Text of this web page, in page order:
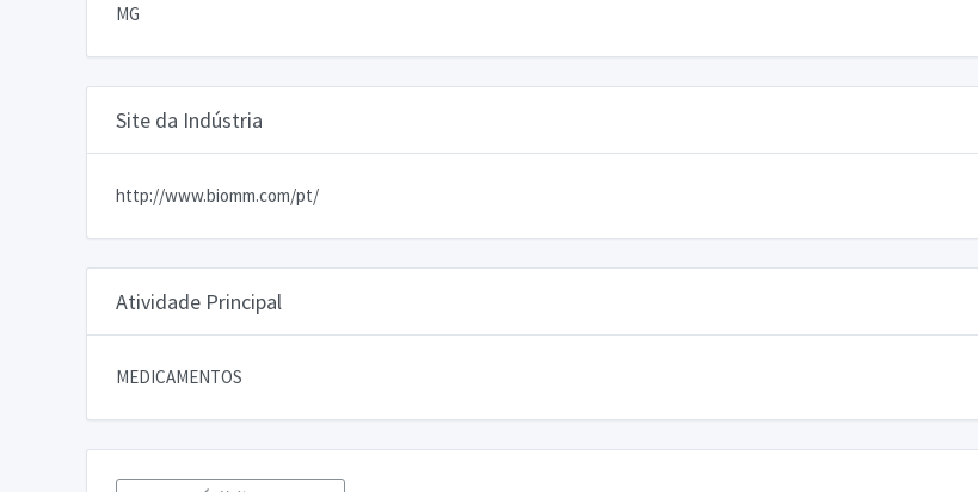
MG
Site da Indústria
http://www.biomm.com/pt/
Atividade Principal
MEDICAMENTOS